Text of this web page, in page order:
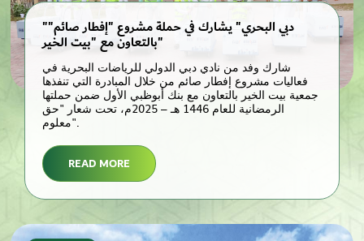
"دبي البحري" يشارك في حملة مشروع "إفطار صائم"
بالتعاون مع "بيت الخير"
شارك وفد من نادي دبي الدولي للرياضات البحرية في
فعاليات مشروع إفطار صائم من خلال المبادرة التي تنفذها
جمعية بيت الخير بالتعاون مع بنك أبوظبي الأول ضمن حملتها
الرمضانية للعام 1446 هـ – 2025م، تحت شعار "حق
معلوم".
READ MORE